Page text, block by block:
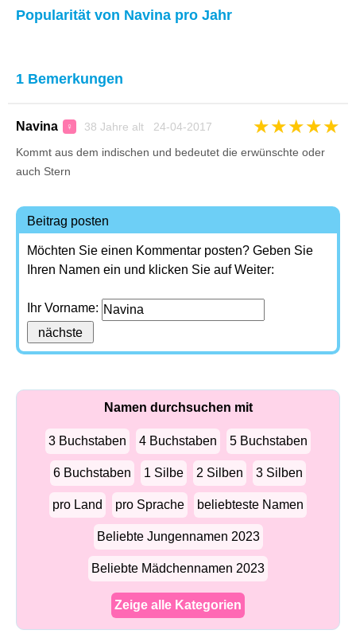
Popularität von Navina pro Jahr
1 Bemerkungen
Navina ♀ 38 Jahre alt 24-04-2017 ★★★★★
Kommt aus dem indischen und bedeutet die erwünschte oder
auch Stern
Beitrag posten
Möchten Sie einen Kommentar posten? Geben Sie
Ihren Namen ein und klicken Sie auf Weiter:
Ihr Vorname:
Namen durchsuchen mit
3 Buchstaben 4 Buchstaben 5 Buchstaben
6 Buchstaben 1 Silbe 2 Silben 3 Silben
pro Land pro Sprache beliebteste Namen
Beliebte Jungennamen 2023
Beliebte Mädchennamen 2023
Zeige alle Kategorien